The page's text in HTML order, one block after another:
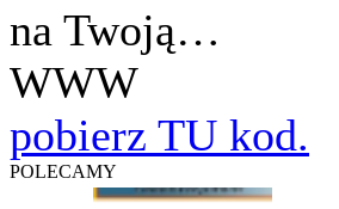
na Twoją…
WWW
pobierz TU kod.
POLECAMY